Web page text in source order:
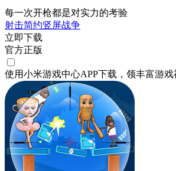
每一次开枪都是对实力的考验
射击简约竖屏战争
立即下载
官方正版
使用小米游戏中心APP下载 ，领丰富游戏